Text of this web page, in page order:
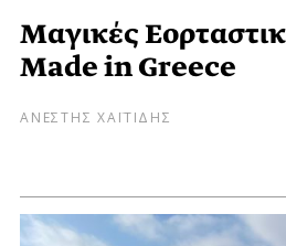
Μαγικές
Μade in Greece
ΑΝΕΣΤΗΣ ΧΑΪΤΙΔΗΣ